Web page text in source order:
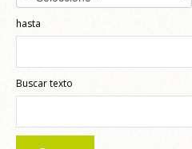
hasta
Buscar texto